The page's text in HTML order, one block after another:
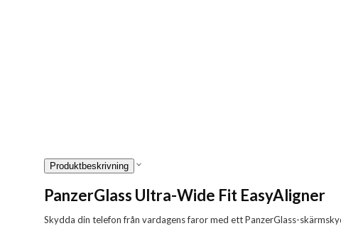
Produktbeskrivning
PanzerGlass Ultra-Wide Fit EasyAligner
Skydda din telefon från vardagens faror med ett PanzerGlass-